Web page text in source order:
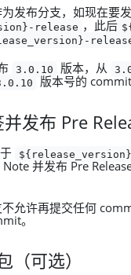
发布分支，如现在要
release ，此后
3.0.10 版本，从
版本号的 commit
发布 Pre
Note 并发布 Pre
允许再提交任何
。
（可选）